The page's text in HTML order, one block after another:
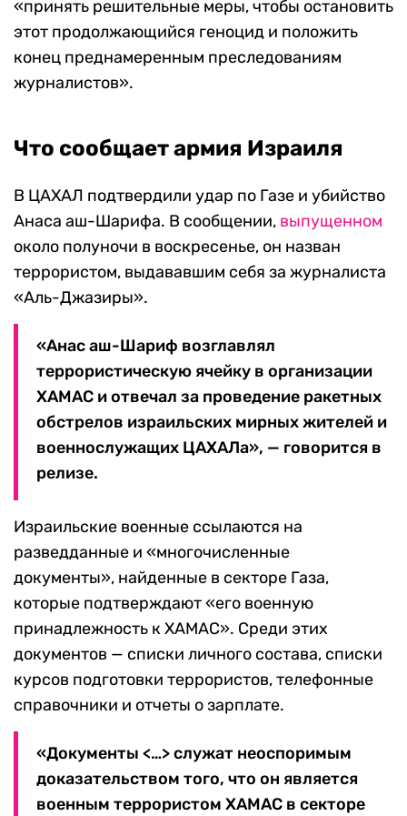
«принять решительные меры, чтобы остановить
этот продолжающийся геноцид и положить
конец преднамеренным преследованиям
журналистов».
Что сообщает армия Израиля
В ЦАХАЛ подтвердили удар по Газе и убийство
Анаса аш-Шарифа. В сообщении, выпущенном
около полуночи в воскресенье, он назван
террористом, выдававшим себя за журналиста
«Аль-Джазиры».
«Анас аш-Шариф возглавлял
террористическую ячейку в организации
ХАМАС и отвечал за проведение ракетных
обстрелов израильских мирных жителей и
военнослужащих ЦАХАЛа», — говорится в
релизе.
Израильские военные ссылаются на
разведданные и «многочисленные
документы», найденные в секторе Газа,
которые подтверждают «его военную
принадлежность к ХАМАС». Среди этих
документов — списки личного состава, списки
курсов подготовки террористов, телефонные
справочники и отчеты о зарплате.
«Документы <…> служат неоспоримым
доказательством того, что он является
военным террористом ХАМАС в секторе